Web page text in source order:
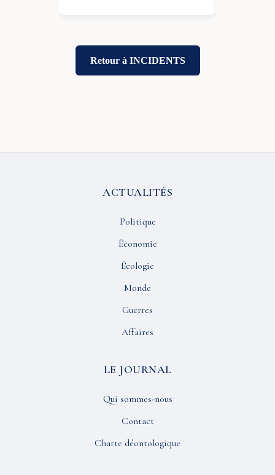
Retour à INCIDENTS
ACTUALITÉS
Politique
Économie
Écologie
Monde
Guerres
Affaires
LE JOURNAL
Qui sommes-nous
Contact
Charte déontologique